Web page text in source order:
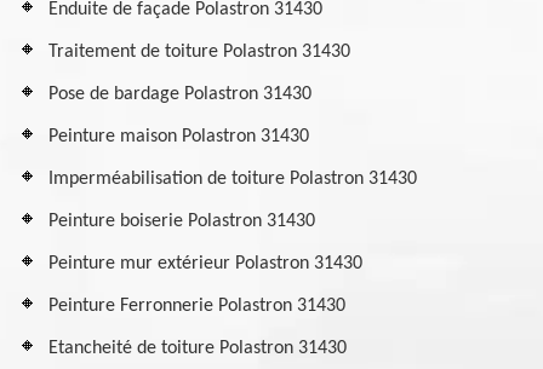
Enduite de façade Polastron 31430
Traitement de toiture Polastron 31430
Pose de bardage Polastron 31430
Peinture maison Polastron 31430
Imperméabilisation de toiture Polastron 31430
Peinture boiserie Polastron 31430
Peinture mur extérieur Polastron 31430
Peinture Ferronnerie Polastron 31430
Etancheité de toiture Polastron 31430